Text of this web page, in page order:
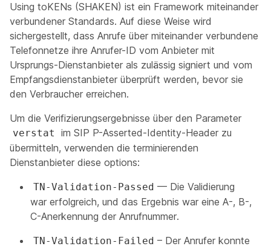
Using toKENs (SHAKEN) ist ein Framework miteinander
verbundener Standards. Auf diese Weise wird
sichergestellt, dass Anrufe über miteinander verbundene
Telefonnetze ihre Anrufer-ID vom Anbieter mit
Ursprungs-Dienstanbieter als zulässig signiert und vom
Empfangsdienstanbieter überprüft werden, bevor sie
den Verbraucher erreichen.
Um die Verifizierungsergebnisse über den Parameter
verstat
im SIP P-Asserted-Identity-Header zu
übermitteln, verwenden die terminierenden
Dienstanbieter diese options:​
TN-Validation-Passed — Die Validierung
war erfolgreich, und das Ergebnis war eine A-, B-,
C-Anerkennung der Anrufnummer.
TN-Validation-Failed – Der Anrufer konnte